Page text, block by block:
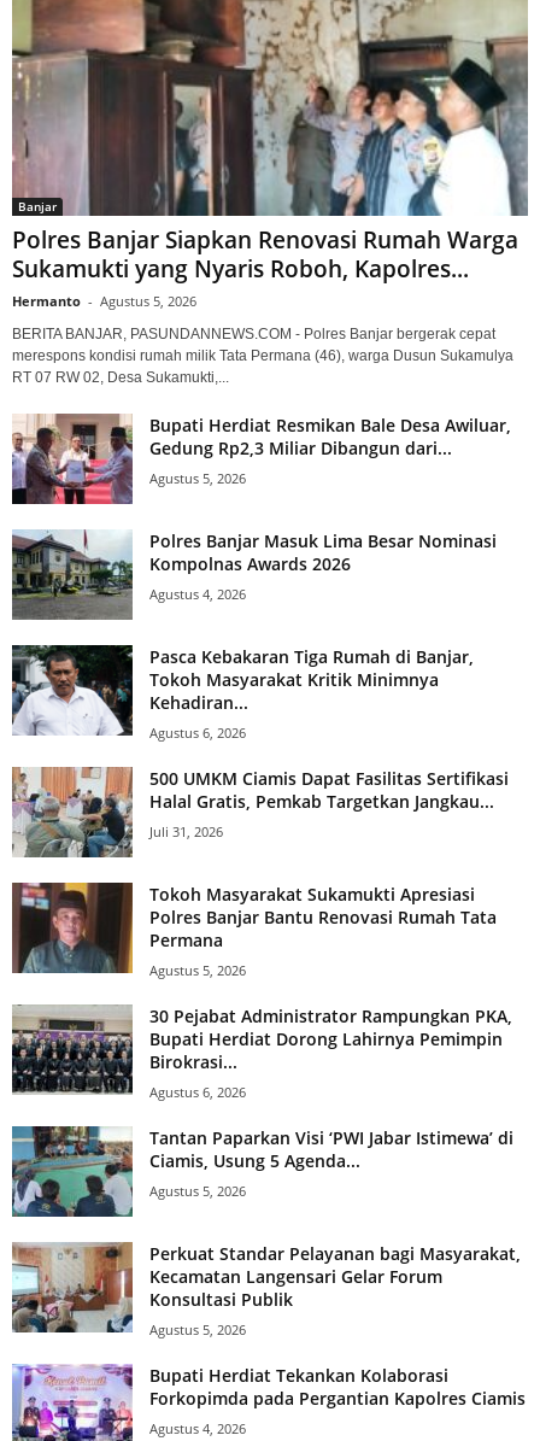
Banjar
Polres Banjar Siapkan Renovasi Rumah Warga
Sukamukti yang Nyaris Roboh, Kapolres...
Hermanto - Agustus 5, 2026
BERITA BANJAR, PASUNDANNEWS.COM - Polres Banjar bergerak cepat
merespons kondisi rumah milik Tata Permana (46), warga Dusun Sukamulya
RT 07 RW 02, Desa Sukamukti,...
Bupati Herdiat Resmikan Bale Desa Awiluar,
Gedung Rp2,3 Miliar Dibangun dari...
Agustus 5, 2026
Polres Banjar Masuk Lima Besar Nominasi
Kompolnas Awards 2026
Agustus 4, 2026
Pasca Kebakaran Tiga Rumah di Banjar,
Tokoh Masyarakat Kritik Minimnya
Kehadiran...
Agustus 6, 2026
500 UMKM Ciamis Dapat Fasilitas Sertifikasi
Halal Gratis, Pemkab Targetkan Jangkau...
Juli 31, 2026
Tokoh Masyarakat Sukamukti Apresiasi
Polres Banjar Bantu Renovasi Rumah Tata
Permana
Agustus 5, 2026
30 Pejabat Administrator Rampungkan PKA,
Bupati Herdiat Dorong Lahirnya Pemimpin
Birokrasi...
Agustus 6, 2026
Tantan Paparkan Visi ‘PWI Jabar Istimewa’ di
Ciamis, Usung 5 Agenda...
Agustus 5, 2026
Perkuat Standar Pelayanan bagi Masyarakat,
Kecamatan Langensari Gelar Forum
Konsultasi Publik
Agustus 5, 2026
Bupati Herdiat Tekankan Kolaborasi
Forkopimda pada Pergantian Kapolres Ciamis
Agustus 4, 2026